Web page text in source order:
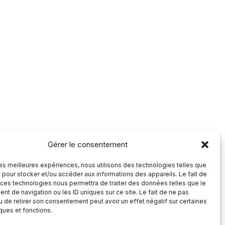
Gérer le consentement
meilleures expériences, nous utilisons des technologies telles que
stocker et/ou accéder aux informations des appareils. Le fait de
technologies nous permettra de traiter des données telles que le
de navigation ou les ID uniques sur ce site. Le fait de ne pas
de retirer son consentement peut avoir un effet négatif sur certaines
et fonctions.